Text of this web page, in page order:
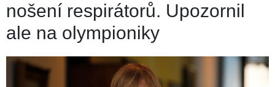
nošení respirátorů. Upozornil
ale na olympioniky